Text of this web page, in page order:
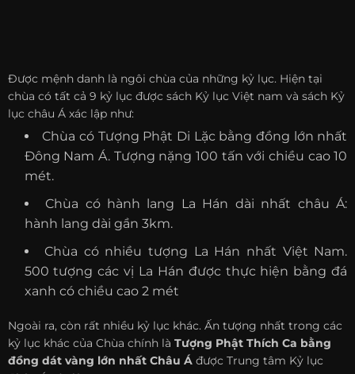
Được mệnh danh là ngôi chùa của những kỷ lục. Hiện tại
chùa có tất cả 9 kỷ lục được sách Kỷ lục Việt nam và sách Kỷ
lục châu Á xác lập như:
Chùa có Tượng Phật Di Lặc bằng đồng lớn nhất
Đông Nam Á. Tượng nặng 100 tấn với chiều cao 10
mét.
Chùa có hành lang La Hán dài nhất châu Á:
hành lang dài gần 3km.
Chùa có nhiều tượng La Hán nhất Việt Nam.
500 tượng các vị La Hán được thực hiện bằng đá
xanh có chiều cao 2 mét
Ngoài ra, còn rất nhiều kỷ lục khác. Ấn tượng nhất trong các
kỷ lục khác của Chùa chính là Tượng Phật Thích Ca bằng
đồng dát vàng lớn nhất Châu Áđược Trung tâm Kỷ lục